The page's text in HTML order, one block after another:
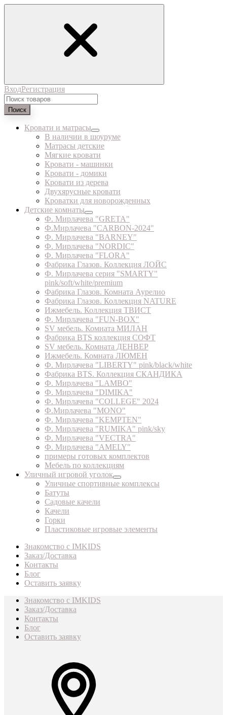
ВходРегистрация
Поиск
Кровати и матрасы
В наличии в шоуруме
Матрасы детские
Мягкие кровати
Кровати - машинки
Кровати - домики
Кровати из дерева
Двухярусные кровати
Кроватки для новорожденных
Детские комнаты
Ф. Мирлачева "GRETA"
Ф.Мирлачева "CARBON-2024"
Ф. Мирлачева "BARNEY"
Ф. Мирлачева "NORDIC"
Ф. Мирлачева "FLORA"
Фабрика Глазов. Коллекция ЛОЙС
Ф. Мирлачева серия "SMARTY"
pink/soft/white/premium
Фабрика Глазов. Комната Аурелио
Фабрика Глазов. Коллекция NATURE
Ижмебель. Коллекция ТВИСТ
Ф. Мирлачева "FUN-BOX"
SV мебель. Комната МИЛАН
Фабрика BTS коллекция СОФТ
SV мебель. Комната ДЕНВЕР
Ижмебель. Комната ЛЮМЕН
Ф. Мирлачева "LIBERTY" pink/black/white
Фабрика BTS. Коллекция СКАНДИКА
Ф. Мирлачева "LAMBO"
Ф. Мирлачева "DIMIKA"
Ф. Мирлачева "COLLEGE" 2024
Ф.Мирлачева "MONO"
Ф. Мирлачева "KEMPTEN"
Ф. Мирлачева "RUMIKA" pink/sky
Ф. Мирлачева "VECTRA"
Ф. Мирлачева "AMELY"
примеры готовых комплектов
Мебель по коллекциям
Уличный игровой уголок
Уличные спортивные комплексы
Батуты
Садовые качели
Качели
Горки
Пластиковые игровые элементы
Знакомство с IMKIDS
Заказ/Доставка
Контакты
Блог
Оставить заявку
Знакомство с IMKIDS
Заказ/Доставка
Контакты
Блог
Оставить заявку